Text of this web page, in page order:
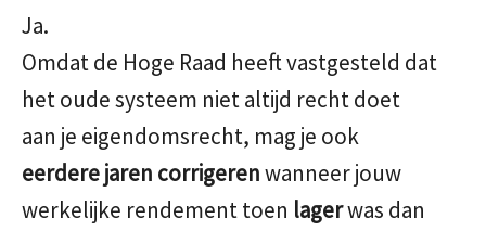
Ja.
Omdat de Hoge Raad heeft vastgesteld dat
het oude systeem niet altijd recht doet
aan je eigendomsrecht, mag je ook
eerdere jaren corrigerenwanneer jouw
werkelijke rendement toen lagerwas dan